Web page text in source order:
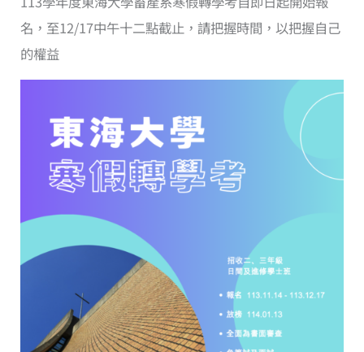
名，至12/17中午十二點截止，請把握時間，以把握自己
的權益